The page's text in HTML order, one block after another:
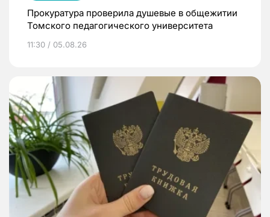
Прокуратура проверила душевые в общежитии
Томского педагогического университета
11:30 / 05.08.26